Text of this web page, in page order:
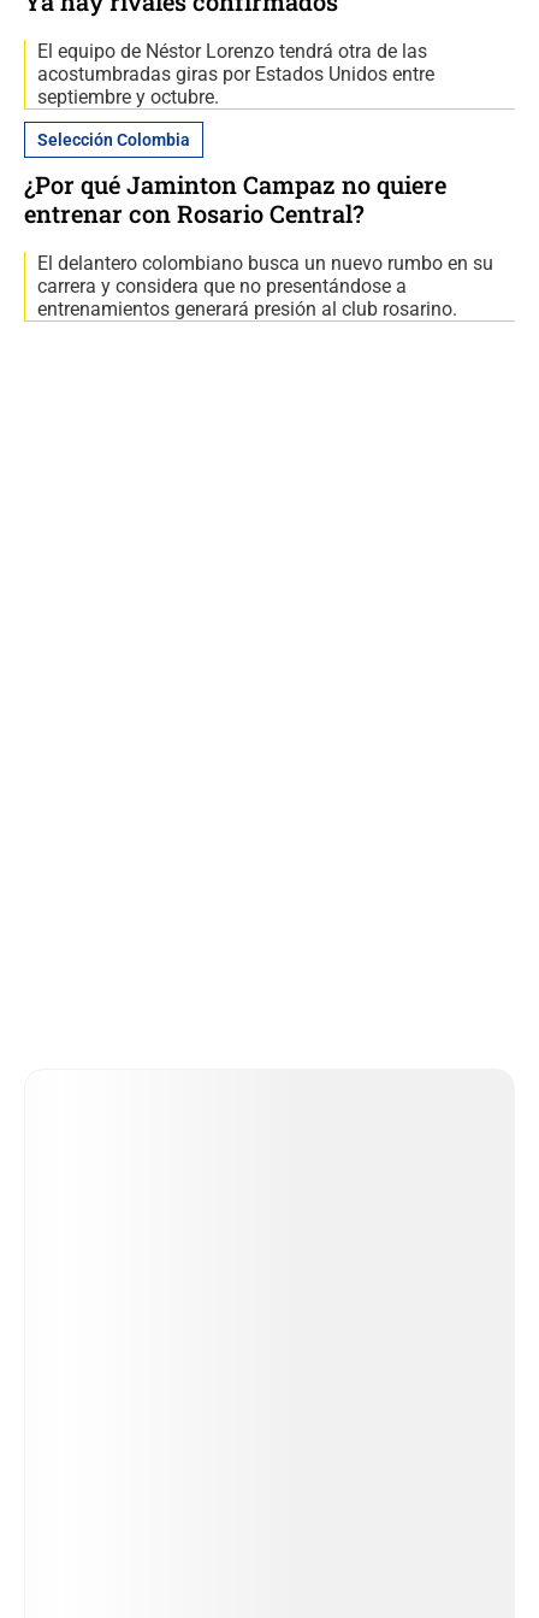
El equipo de Néstor Lorenzo tendrá otra de las
acostumbradas giras por Estados Unidos entre
septiembre y octubre.
Selección Colombia
¿Por qué Jaminton Campaz no quiere
entrenar con Rosario Central?
El delantero colombiano busca un nuevo rumbo en su
carrera y considera que no presentándose a
entrenamientos generará presión al club rosarino.